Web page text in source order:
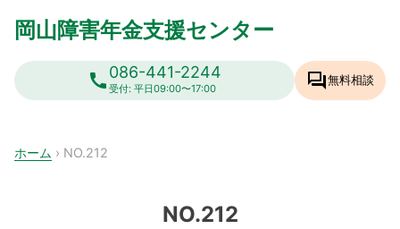
岡山障害年金支援センター
call086-441-2244
受付: 平日09:00〜17:00 forum無料相談
ホーム › NO.212
NO.212